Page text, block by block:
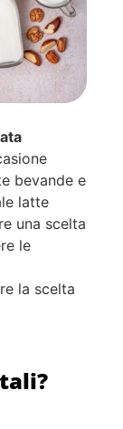
bevande e
latte
una scelta
le
la scelta